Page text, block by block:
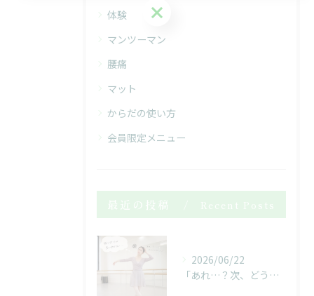
体験
マンツーマン
腰痛
マット
からだの使い方
会員限定メニュー
最近の投稿 Recent Posts
2026/06/22
「あれ…？次、どうだったっけ…？」
お問い合わせはこちら